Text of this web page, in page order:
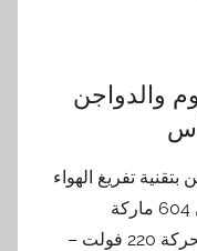
والدواجن
تفريغ الهواء
من اكياس مواصفات ماكينة الموديل 604 ماركة
المهندس منسى القوة الكهربائية المحركة 220 فولت –